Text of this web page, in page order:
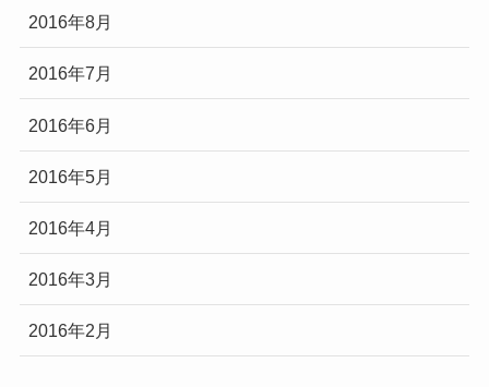
2016年8月
2016年7月
2016年6月
2016年5月
2016年4月
2016年3月
2016年2月